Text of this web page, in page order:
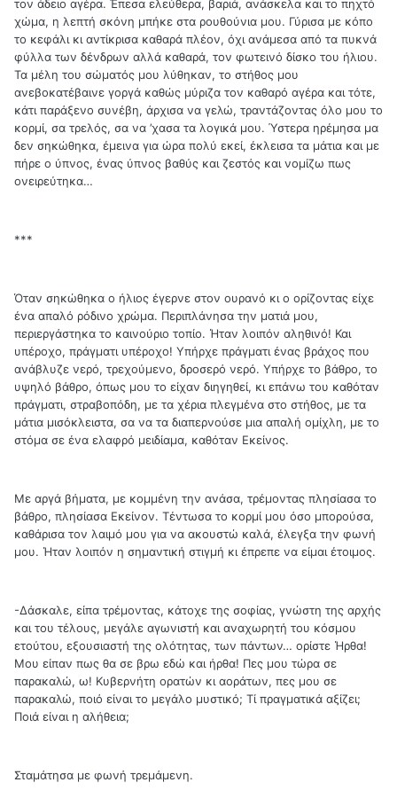
τον άδειο αγέρα. Έπεσα ελεύθερα, βαριά, ανάσκελα και το πηχτό
χώμα, η λεπτή σκόνη μπήκε στα ρουθούνια μου. Γύρισα με κόπο
το κεφάλι κι αντίκρισα καθαρά πλέον, όχι ανάμεσα από τα πυκνά
φύλλα των δένδρων αλλά καθαρά, τον φωτεινό δίσκο του ήλιου.
Τα μέλη του σώματός μου λύθηκαν, το στήθος μου
ανεβοκατέβαινε γοργά καθώς μύριζα τον καθαρό αγέρα και τότε,
κάτι παράξενο συνέβη, άρχισα να γελώ, τραντάζοντας όλο μου το
κορμί, σα τρελός, σα να ’χασα τα λογικά μου. Ύστερα ηρέμησα μα
δεν σηκώθηκα, έμεινα για ώρα πολύ εκεί, έκλεισα τα μάτια και με
πήρε ο ύπνος, ένας ύπνος βαθύς και ζεστός και νομίζω πως
ονειρεύτηκα…
***
Όταν σηκώθηκα ο ήλιος έγερνε στον ουρανό κι ο ορίζοντας είχε
ένα απαλό ρόδινο χρώμα. Περιπλάνησα την ματιά μου,
περιεργάστηκα το καινούριο τοπίο. Ήταν λοιπόν αληθινό! Και
υπέροχο, πράγματι υπέροχο! Υπήρχε πράγματι ένας βράχος που
ανάβλυζε νερό, τρεχούμενο, δροσερό νερό. Υπήρχε το βάθρο, το
υψηλό βάθρο, όπως μου το είχαν διηγηθεί, κι επάνω του καθόταν
πράγματι, στραβοπόδη, με τα χέρια πλεγμένα στο στήθος, με τα
μάτια μισόκλειστα, σα να τα διαπερνούσε μια απαλή ομίχλη, με το
στόμα σε ένα ελαφρό μειδίαμα, καθόταν Εκείνος.
Με αργά βήματα, με κομμένη την ανάσα, τρέμοντας πλησίασα το
βάθρο, πλησίασα Εκείνον. Τέντωσα το κορμί μου όσο μπορούσα,
καθάρισα τον λαιμό μου για να ακουστώ καλά, έλεγξα την φωνή
μου. Ήταν λοιπόν η σημαντική στιγμή κι έπρεπε να είμαι έτοιμος.
-Δάσκαλε, είπα τρέμοντας, κάτοχε της σοφίας, γνώστη της αρχής
και του τέλους, μεγάλε αγωνιστή και αναχωρητή του κόσμου
ετούτου, εξουσιαστή της ολότητας, των πάντων… ορίστε Ήρθα!
Μου είπαν πως θα σε βρω εδώ και ήρθα! Πες μου τώρα σε
παρακαλώ, ω! Κυβερνήτη ορατών κι αοράτων, πες μου σε
παρακαλώ, ποιό είναι το μεγάλο μυστικό; Τί πραγματικά αξίζει;
Ποιά είναι η αλήθεια;
Σταμάτησα με φωνή τρεμάμενη.